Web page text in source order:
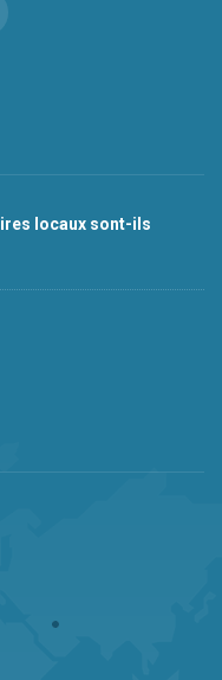
locaux sont-ils